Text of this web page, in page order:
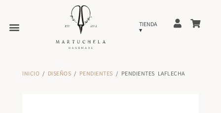
INICIO / DISEÑOS / PENDIENTES / PENDIENTES LAFLECHA